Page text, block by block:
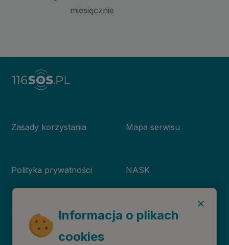
miesięcznie
Zasady korzystania
Polityka prywatności
Deklaracja dostępności
Mapa serwisu
NASK
Niebieska Linia
Informacja o plikach
cookies